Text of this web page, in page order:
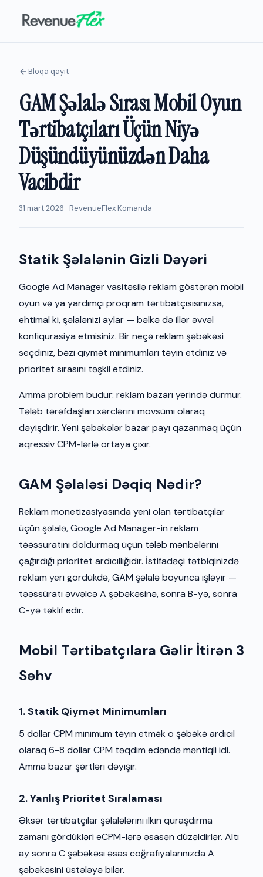
Bloqa qayıt
GAM Şəlalə Sırası Mobil Oyun
Tərtibatçıları Üçün Niyə
Düşündüyünüzdən Daha
Vacibdir
31 mart 2026 · RevenueFlex Komanda
Statik Şəlalənin Gizli Dəyəri
Google Ad Manager vasitəsilə reklam göstərən mobil
oyun və ya yardımçı proqram tərtibatçısısınızsa,
ehtimal ki, şəlalənizi aylar — bəlkə də illər əvvəl
konfiqurasiya etmisiniz. Bir neçə reklam şəbəkəsi
seçdiniz, bəzi qiymət minimumları təyin etdiniz və
prioritet sırasını təşkil etdiniz.
Amma problem budur: reklam bazarı yerində durmur.
Tələb tərəfdaşları xərclərini mövsümi olaraq
dəyişdirir. Yeni şəbəkələr bazar payı qazanmaq üçün
aqressiv CPM-lərlə ortaya çıxır.
GAM Şəlaləsi Dəqiq Nədir?
Reklam monetizasiyasında yeni olan tərtibatçılar
üçün şəlalə, Google Ad Manager-in reklam
təəssüratını doldurmaq üçün tələb mənbələrini
çağırdığı prioritet ardıcıllığıdır. İstifadəçi tətbiqinizdə
reklam yeri gördükdə, GAM şəlalə boyunca işləyir —
təəssüratı əvvəlcə A şəbəkəsinə, sonra B-yə, sonra
C-yə təklif edir.
Mobil Tərtibatçılara Gəlir İtirən 3
Səhv
1. Statik Qiymət Minimumları
5 dollar CPM minimum təyin etmək o şəbəkə ardıcıl
olaraq 6-8 dollar CPM təqdim edəndə məntiqli idi.
Amma bazar şərtləri dəyişir.
2. Yanlış Prioritet Sıralaması
Əksər tərtibatçılar şəlalələrini ilkin quraşdırma
zamanı gördükləri eCPM-lərə əsasən düzəldirlər. Altı
ay sonra C şəbəkəsi əsas coğrafiyalarınızda A
şəbəkəsini üstələyə bilər.